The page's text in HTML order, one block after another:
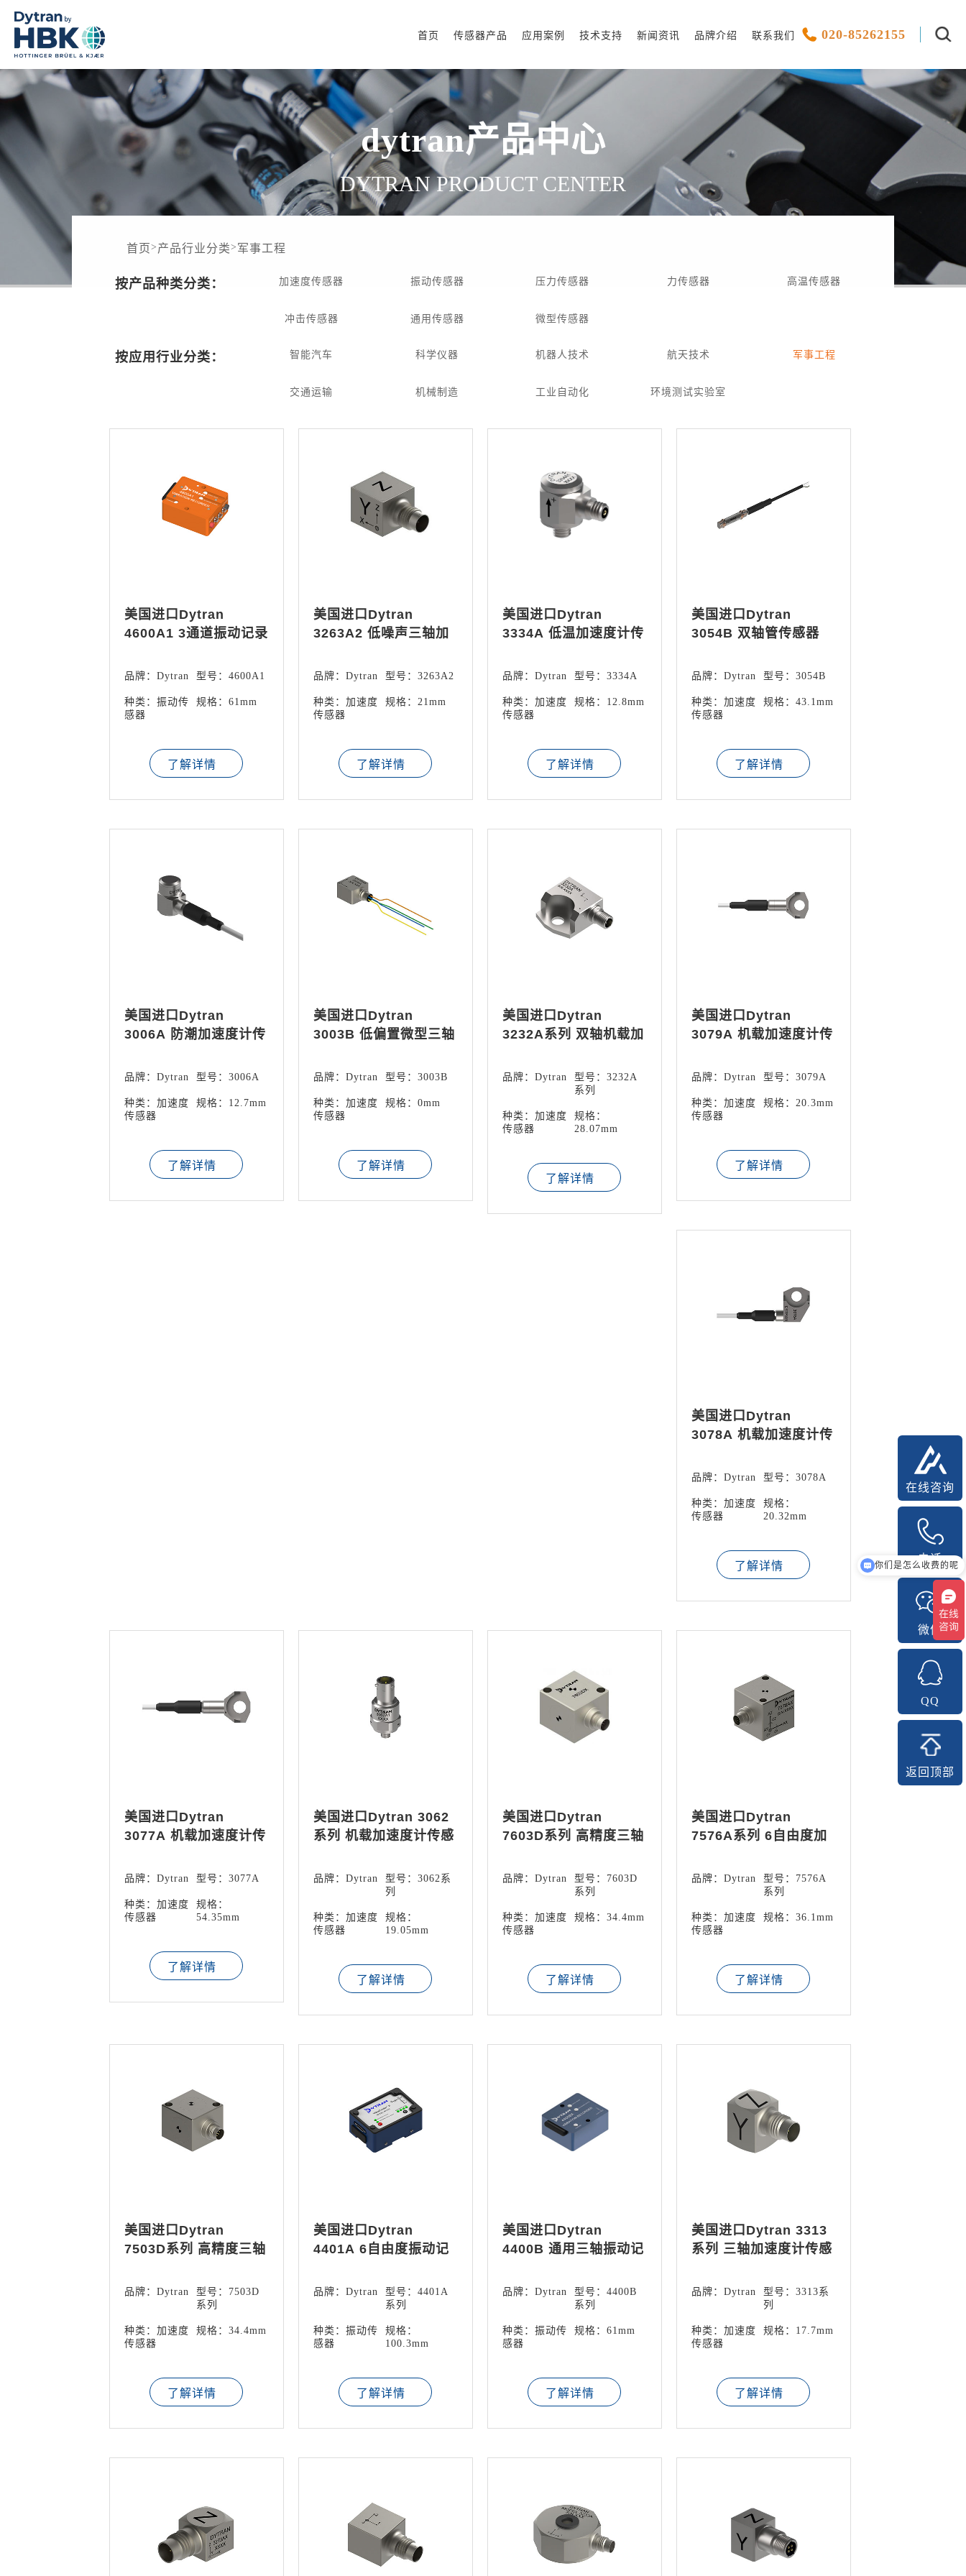
首页 传感器产品 应用案例 技术支持 新闻资讯 品牌介绍 联系我们 020-85262155
dytran产品中心
DYTRAN PRODUCT CENTER
首页 > 产品行业分类> 军事工程
按产品种类分类： 加速度传感器 振动传感器 压力传感器 力传感器 高温传感器
冲击传感器 通用传感器 微型传感器
按应用行业分类： 智能汽车 科学仪器 机器人技术 航天技术 军事工程
交通运输 机械制造 工业自动化 环境测试实验室
美国进口Dytran
4600A1 3通道振动记录
品牌：Dytran 型号：4600A1
种类：振动传
感器
规格：61mm
了解详情
美国进口Dytran
3263A2 低噪声三轴加
品牌：Dytran 型号：3263A2
种类：加速度
传感器
规格：21mm
了解详情
美国进口Dytran
3334A 低温加速度计传
品牌：Dytran 型号：3334A
种类：加速度
传感器
规格：12.8mm
了解详情
美国进口Dytran
3054B 双轴管传感器
品牌：Dytran 型号：3054B
种类：加速度
传感器
规格：43.1mm
了解详情
美国进口Dytran
3006A 防潮加速度计传
品牌：Dytran 型号：3006A
种类：加速度
传感器
规格：12.7mm
了解详情
美国进口Dytran
3003B 低偏置微型三轴
品牌：Dytran 型号：3003B
种类：加速度
传感器
规格：0mm
了解详情
美国进口Dytran
3232A系列 双轴机载加
品牌：Dytran
型号：3232A
系列
种类：加速度
传感器
规格：
28.07mm
了解详情
美国进口Dytran
3079A 机载加速度计传
品牌：Dytran 型号：3079A
种类：加速度
传感器
规格：20.3mm
了解详情
美国进口Dytran
3078A 机载加速度计传
品牌：Dytran 型号：3078A
种类：加速度
传感器
规格：
20.32mm
了解详情
美国进口Dytran
3077A 机载加速度计传
品牌：Dytran 型号：3077A
种类：加速度
传感器
规格：
54.35mm
了解详情
美国进口Dytran 3062
系列 机载加速度计传感
品牌：Dytran
型号：3062系
列
种类：加速度
传感器
规格：
19.05mm
了解详情
美国进口Dytran
7603D系列 高精度三轴
品牌：Dytran
型号：7603D
系列
种类：加速度
传感器
规格：34.4mm
了解详情
美国进口Dytran
7576A系列 6自由度加
品牌：Dytran
型号：7576A
系列
种类：加速度
传感器
规格：36.1mm
了解详情
美国进口Dytran
7503D系列 高精度三轴
品牌：Dytran
型号：7503D
系列
种类：加速度
传感器
规格：34.4mm
了解详情
美国进口Dytran
4401A 6自由度振动记
品牌：Dytran
型号：4401A
系列
种类：振动传
感器
规格：
100.3mm
了解详情
美国进口Dytran
4400B 通用三轴振动记
品牌：Dytran
型号：4400B
系列
种类：振动传
感器
规格：61mm
了解详情
美国进口Dytran 3313
系列 三轴加速度计传感
品牌：Dytran
型号：3313系
列
种类：加速度
传感器
规格：17.7mm
了解详情
在线咨询
电话
微信
QQ
返回顶部
你们是怎么收费的呢
现在有优惠活动吗